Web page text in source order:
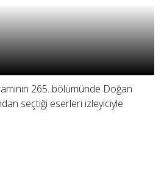
265. bölümünde Doğan
seçtiği eserleri izleyiciyle